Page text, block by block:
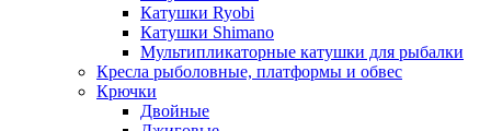
Катушки Ryobi
Катушки Shimano
Мультипликаторные катушки для рыбалки
Кресла рыболовные, платформы и обвес
Крючки
Двойные